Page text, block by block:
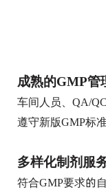
成熟的GMP管
车间人员、QA/
遵守新版GMP标
多样化制剂服
符合GMP要求的